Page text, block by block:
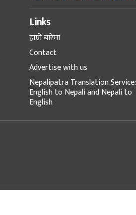
Links
हाम्रो बारेमा
Contact
Advertise with us
Nepalipatra Translation Service:
English to Nepali and Nepali to
English